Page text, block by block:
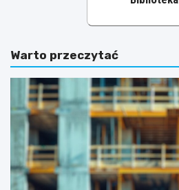
Warto przeczytać